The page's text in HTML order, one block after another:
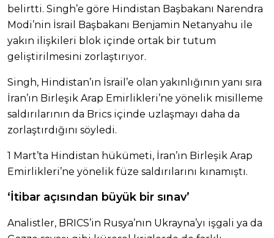
belirtti. Singh’e göre Hindistan Başbakanı Narendra
Modi’nin İsrail Başbakanı Benjamin Netanyahu ile
yakın ilişkileri blok içinde ortak bir tutum
geliştirilmesini zorlaştırıyor.
Singh, Hindistan’ın İsrail’e olan yakınlığının yanı sıra
İran’ın Birleşik Arap Emirlikleri’ne yönelik misilleme
saldırılarının da Brics içinde uzlaşmayı daha da
zorlaştırdığını söyledi.
1 Mart’ta Hindistan hükümeti, İran’ın Birleşik Arap
Emirlikleri’ne yönelik füze saldırılarını kınamıştı.
‘İtibar açısından büyük bir sınav’
Analistler, BRICS’in Rusya’nın Ukrayna’yı işgali ya da